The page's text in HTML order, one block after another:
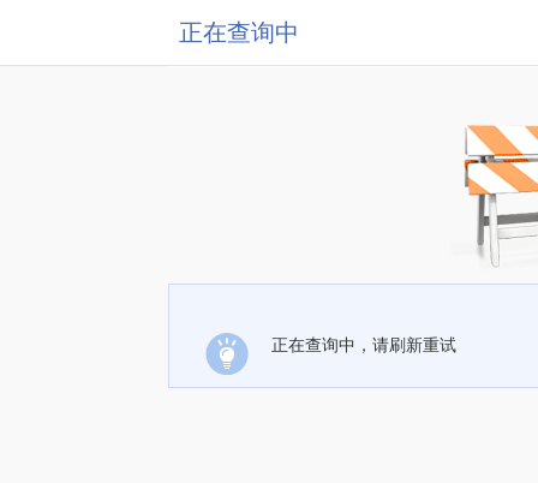
正在查询中
正在查询中，请刷新重试